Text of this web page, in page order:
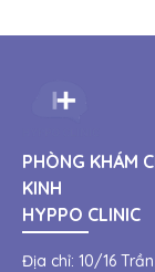
PHÒNG KHÁM
KINH
HYPPO CLINIC
Địa chỉ: 10/16